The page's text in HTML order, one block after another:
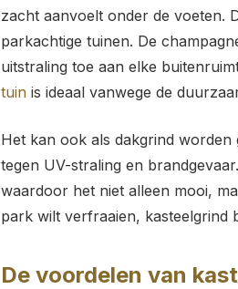
zacht aanvoelt onder de voeten.
parkachtige tuinen. De
uitstraling toe aan elke
tuin is ideaal vanwege de
Het kan ook als dakgrind
tegen UV-straling en
waardoor het niet alleen mooi,
park wilt verfraaien, kasteelgrind
De voordelen van